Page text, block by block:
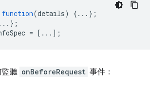
function(details)
{...};
= [...];
監聽 onBeforeRequest 事件：